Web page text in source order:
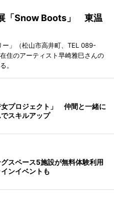
「Snow Boots」 東温
」（松山市高井町、TEL 089-
住のアーティスト早崎雅巳さんの
。
プロジェクト」 仲間と一緒に
スキルアップ
スペース5施設が無料体験利用
ンイベントも